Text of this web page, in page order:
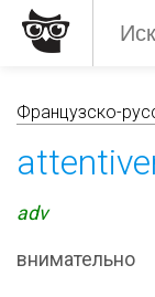
Французско-
adv
внимательно